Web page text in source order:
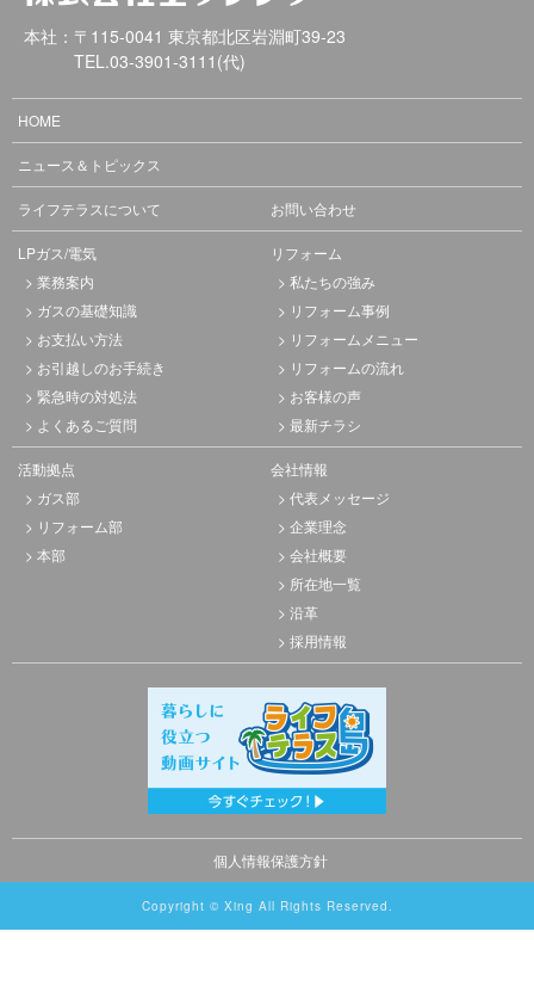
本社：〒115-0041 東京都北区岩淵町39-23
TEL.03-3901-3111 (代)
HOME
ニュース＆トピックス
ライフテラスについて お問い合わせ
LPガス/電気
業務案内
ガスの基礎知識
お支払い方法
お引越しのお手続き
緊急時の対処法
よくあるご質問
リフォーム
私たちの強み
リフォーム事例
リフォームメニュー
リフォームの流れ
お客様の声
最新チラシ
活動拠点
ガス部
リフォーム部
本部
会社情報
代表メッセージ
企業理念
会社概要
所在地一覧
沿革
採用情報
個人情報保護方針
Copyright © Xing All Rights Reserved.